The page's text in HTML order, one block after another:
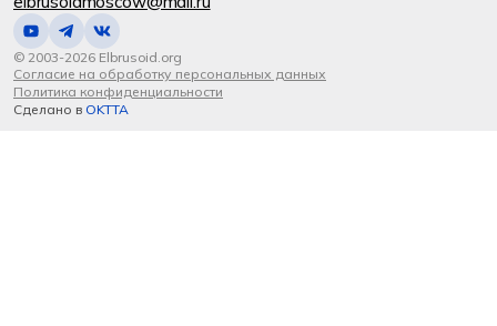
© 2003-2026 Elbrusoid.org
Согласие на обработку персональных данных
Политика конфиденциальности
Сделано в OKTTA